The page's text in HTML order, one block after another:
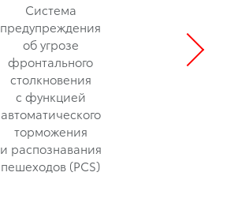
Система
предупреждения
об угрозе
фронтального
столкновения
с функцией
автоматического
торможения
и распознавания
пешеходов (PCS)